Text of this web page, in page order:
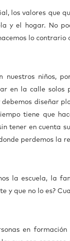
los valores que
y el hogar. No
lo contrario
nuestros niños,
en la calle solos
diseñar
tiene que
tener en cuenta
perdemos la
la escuela, la
y que no lo es?
en